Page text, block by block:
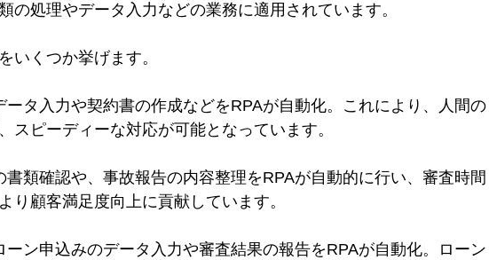
の処理やデータ入力などの業務に適用されています。
いくつか挙げます。
ータ入力や契約書の作成などをRPAが自動化。これにより、人間の
スピーディーな対応が可能となっています。
類確認や、事故報告の内容整理をRPAが自動的に行い、審査時間
り顧客満足度向上に貢献しています。
ン申込みのデータ入力や審査結果の報告をRPAが自動化。ローン